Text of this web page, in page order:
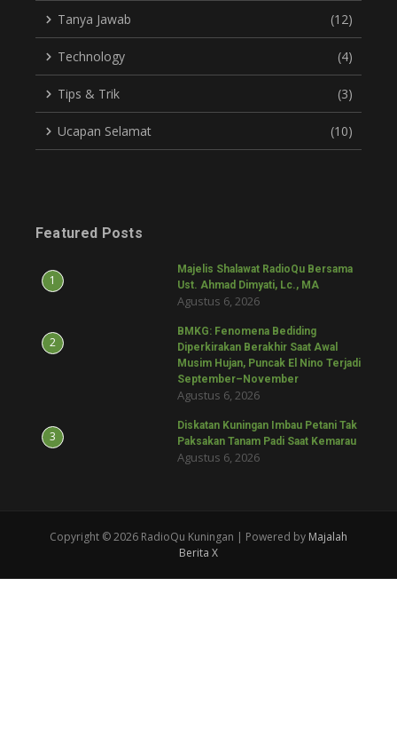
Tanya Jawab (12)
Technology (4)
Tips & Trik (3)
Ucapan Selamat (10)
Featured Posts
1
Majelis Shalawat RadioQu Bersama
Ust. Ahmad Dimyati, Lc., MA
Agustus 6, 2026
2
BMKG: Fenomena Bediding
Diperkirakan Berakhir Saat Awal
Musim Hujan, Puncak El Nino Terjadi
September–November
Agustus 6, 2026
3
Diskatan Kuningan Imbau Petani Tak
Paksakan Tanam Padi Saat Kemarau
Agustus 6, 2026
Copyright © 2026 RadioQu Kuningan | Powered by Majalah
Berita X